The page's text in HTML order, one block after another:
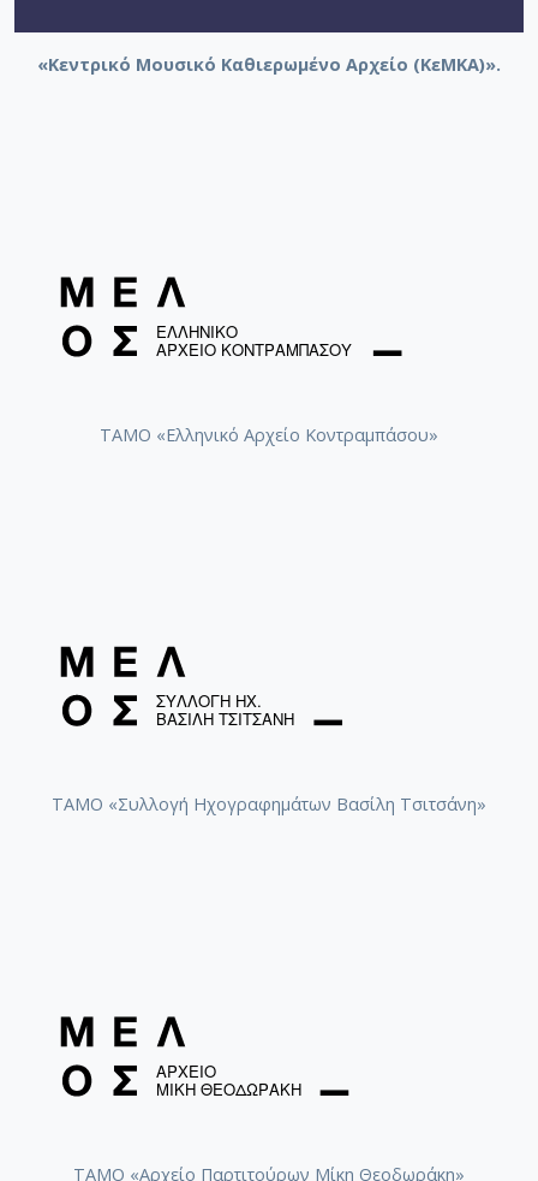
«Κεντρικό Μουσικό Καθιερωμένο Αρχείο (ΚεΜΚΑ)».
ΤΑΜΟ «Ελληνικό Αρχείο Κοντραμπάσου»
ΤΑΜΟ «Συλλογή Ηχογραφημάτων Βασίλη Τσιτσάνη»
ΤΑΜΟ «Αρχείο Παρτιτούρων Μίκη Θεοδωράκη»